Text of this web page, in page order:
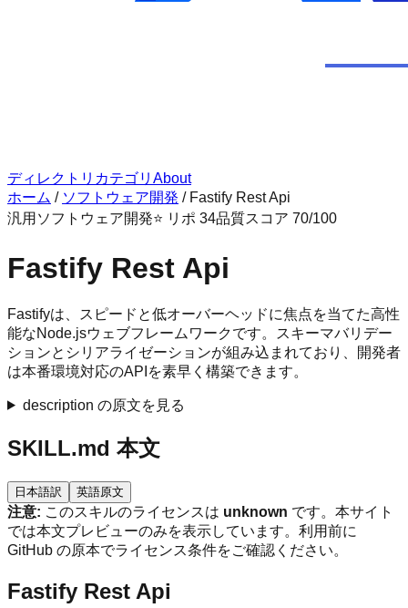
ディレクトリ カテゴリ About
ホーム / ソフトウェア開発 / Fastify Rest Api
汎用 ソフトウェア開発⭐ リポ 34品質スコア 70/100
Fastify Rest Api
Fastifyは、スピードと低オーバーヘッドに焦点を当てた高性
能なNode.jsウェブフレームワークです。スキーマバリデー
ションとシリアライゼーションが組み込まれており、開発者
は本番環境対応のAPIを素早く構築できます。
description の原文を見る
SKILL.md 本文
日本語訳 英語原文
注意: このスキルのライセンスは unknown です。本サイト
では本文プレビューのみを表示しています。利用前に
GitHub の原本でライセンス条件をご確認ください。
Fastify Rest Api